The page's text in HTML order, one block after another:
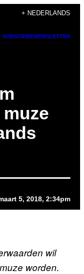
+ NEDERLANDS
SUBSCRIBENEWSLETTER
5, 2018, 2:34pm
wil
worden.